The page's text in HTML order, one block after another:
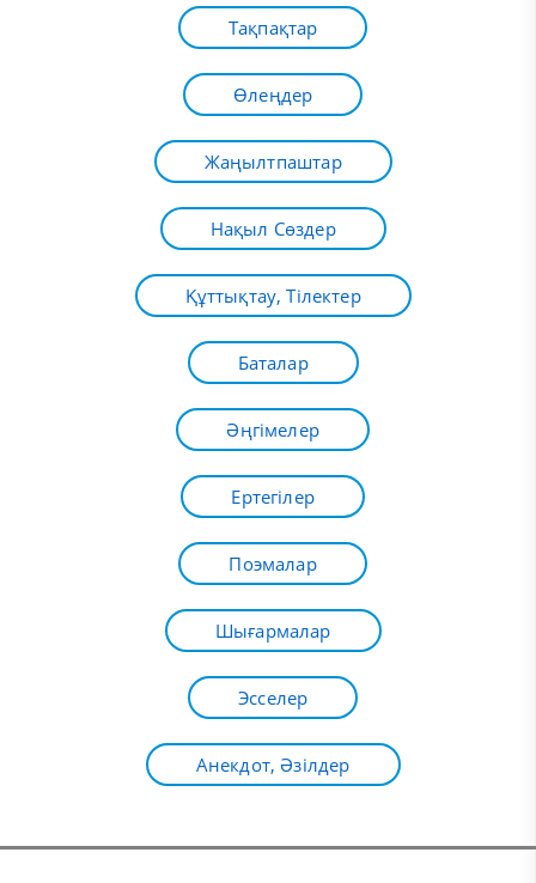
Тақпақтар
Өлеңдер
Жаңылтпаштар
Нақыл Сөздер
Құттықтау, Тілектер
Баталар
Әңгімелер
Ертегілер
Поэмалар
Шығармалар
Эсселер
Анекдот, Әзілдер